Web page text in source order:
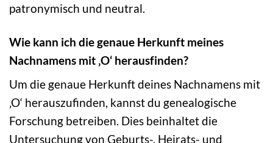
patronymisch und neutral.
Wie kann ich die genaue Herkunft meines
Nachnamens mit ‚O‘ herausfinden?
Um die genaue Herkunft deines Nachnamens mit
‚O‘ herauszufinden, kannst du genealogische
Forschung betreiben. Dies beinhaltet die
Untersuchung von Geburts-, Heirats- und